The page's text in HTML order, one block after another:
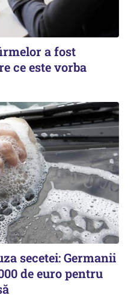
a fost
ce este vorba
secetei: Germanii
de euro pentru